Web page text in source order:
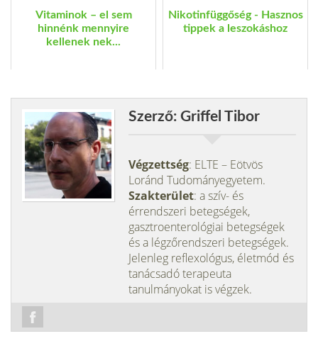
Vitaminok – el sem
hinnénk mennyire
kellenek nek...
Nikotinfüggőség - Hasznos
tippek a leszokáshoz
Szerző: Griffel Tibor
Végzettség: ELTE – Eötvös
Loránd Tudományegyetem.
Szakterület: a szív- és
érrendszeri betegségek,
gasztroenterológiai betegségek
és a légzőrendszeri betegségek.
Jelenleg reflexológus, életmód és
tanácsadó terapeuta
tanulmányokat is végzek.